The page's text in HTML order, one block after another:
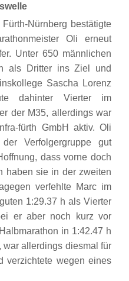
Nürnberg bestätigte
Oli erneut
Unter 650 männlichen
als Dritter ins Ziel und
Sascha Lorenz
dahinter Vierter im
der M35, allerdings war
fürth GmbH aktiv. Oli
Verfolgergruppe gut
dass vorne doch
haben sie in der zweiten
verfehlte Marc im
1:29.37 h als Vierter
er aber noch kurz vor
in 1:42.47 h
allerdings diesmal für
verzichtete wegen eines